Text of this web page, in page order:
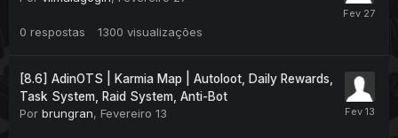
0 respostas 1300 visualizações
[8.6] AdinOTS | Karmia Map | Autoloot, Daily Rewards,
Task System, Raid System, Anti-Bot
Por brungran, Fevereiro 13